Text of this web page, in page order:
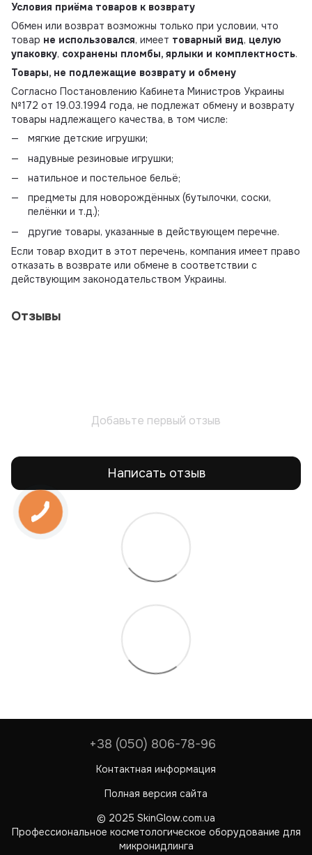
Условия приёма товаров к возврату
Обмен или возврат возможны только при условии, что
товар не использовался, имеет товарный вид, целую
упаковку, сохранены пломбы, ярлыки и комплектность.
Товары, не подлежащие возврату и обмену
Согласно Постановлению Кабинета Министров Украины
№172 от 19.03.1994 года, не подлежат обмену и возврату
товары надлежащего качества, в том числе:
мягкие детские игрушки;
надувные резиновые игрушки;
натильное и постельное бельё;
предметы для новорождённых (бутылочки, соски,
пелёнки и т.д.);
другие товары, указанные в действующем перечне.
Если товар входит в этот перечень, компания имеет право
отказать в возврате или обмене в соответствии с
действующим законодательством Украины.
Отзывы
Добавьте первый отзыв
Написать отзыв
+38 (050) 806-78-96
Контактная информация
Полная версия сайта
© 2025 SkinGlow.com.ua
Профессиональное косметологическое оборудование для
микронидлинга